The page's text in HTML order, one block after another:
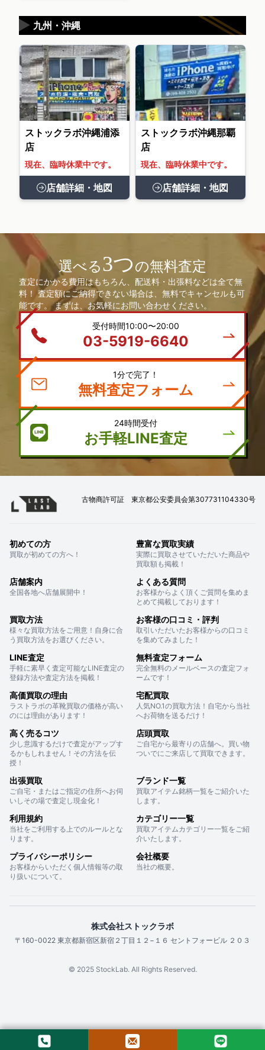
九州・沖縄
▶
ストックラボ沖縄浦添
店
現在、臨時休業中です。
店舗詳細・地図
ストックラボ沖縄那覇
店
現在、臨時休業中です。
店舗詳細・地図
選べる3つの無料査定
査定にかかる費用はもちろん、配送料・出張料などは全て無
料！ 査定額にご納得できない場合は、無料でキャンセルも可
能です。 まずは、お気軽にお問い合わせください。
受付時間10:00〜20:00
03-5919-6640
1分で完了！
無料査定フォーム
24時間受付
お手軽LINE査定
古物商許可証 東京都公安委員会第307731104330号
初めての方
買取が初めての方へ！
豊富な買取実績
実際に買取させていただいた商品や
買取額も掲載！
店舗案内
全国各地へ店舗展開中！
よくある質問
お客様からよく頂くご質問を集めま
とめて掲載しております！
買取方法
様々な買取方法をご用意！自身に合
う買取方法をお選びください。
お客様の口コミ・評判
取引いただいたお客様からの口コミ
を集めてみました！
LINE査定
手軽に素早く査定可能なLINE査定の
登録方法や査定方法を掲載！
無料査定フォーム
完全無料のメールベースの査定フォ
ームです！
高価買取の理由
ラストラボの革靴買取の価格が高い
のには理由があります！
宅配買取
人気NO.1の買取方法！自宅から当社
へお荷物を送るだけ！
高く売るコツ
少し意識するだけで査定がアップす
るかもしれません！その方法を伝
授！
店頭買取
ご自宅から最寄りの店舗へ。買い物
ついでにご来店して買取できます。
出張買取
ご自宅・またはご指定の住所へお伺
いしその場で査定し現金化！
ブランド一覧
買取アイテム銘柄一覧をご紹介いた
します。
利用規約
当社をご利用する上でのルールとな
ります。
カテゴリー一覧
買取アイテムカテゴリー一覧をご紹
介いたします。
プライバシーポリシー
お客様からいただく個人情報等の取
り扱いについて。
会社概要
当社の概要。
株式会社ストックラボ
〒160-0022 東京都新宿区新宿２丁目１２−１６ セントフォービル ２０３
© 2025 StockLab. All Rights Reserved.